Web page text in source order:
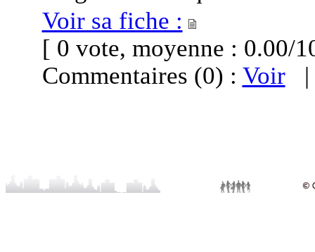
Voir sa fiche :
[ 0 vote, moyenne :
Commentaires (0) : Voir